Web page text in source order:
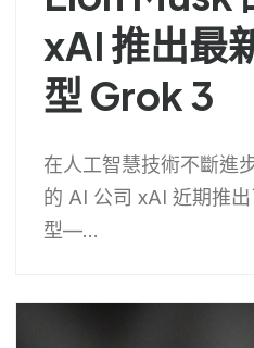
xAI 推出最
型 Grok 3
在人工智慧技術不斷進
的 AI 公司 xAI 近期推
型—...